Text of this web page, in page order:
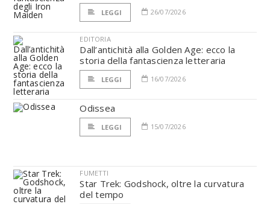
LEGGI 26/07/2026
EDITORIA
Dall’antichità alla Golden Age: ecco la
storia della fantascienza letteraria
LEGGI 16/07/2026
Odissea
LEGGI 15/07/2026
FUMETTI
Star Trek: Godshock, oltre la curvatura
del tempo